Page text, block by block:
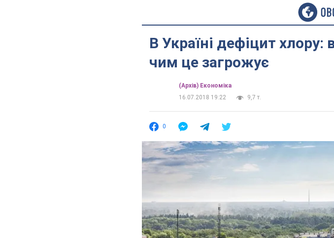
В Україні дефіцит хлору:
чим це загрожує
(Архів) Економіка
16.07.2018 19:22
9,7 т.
0